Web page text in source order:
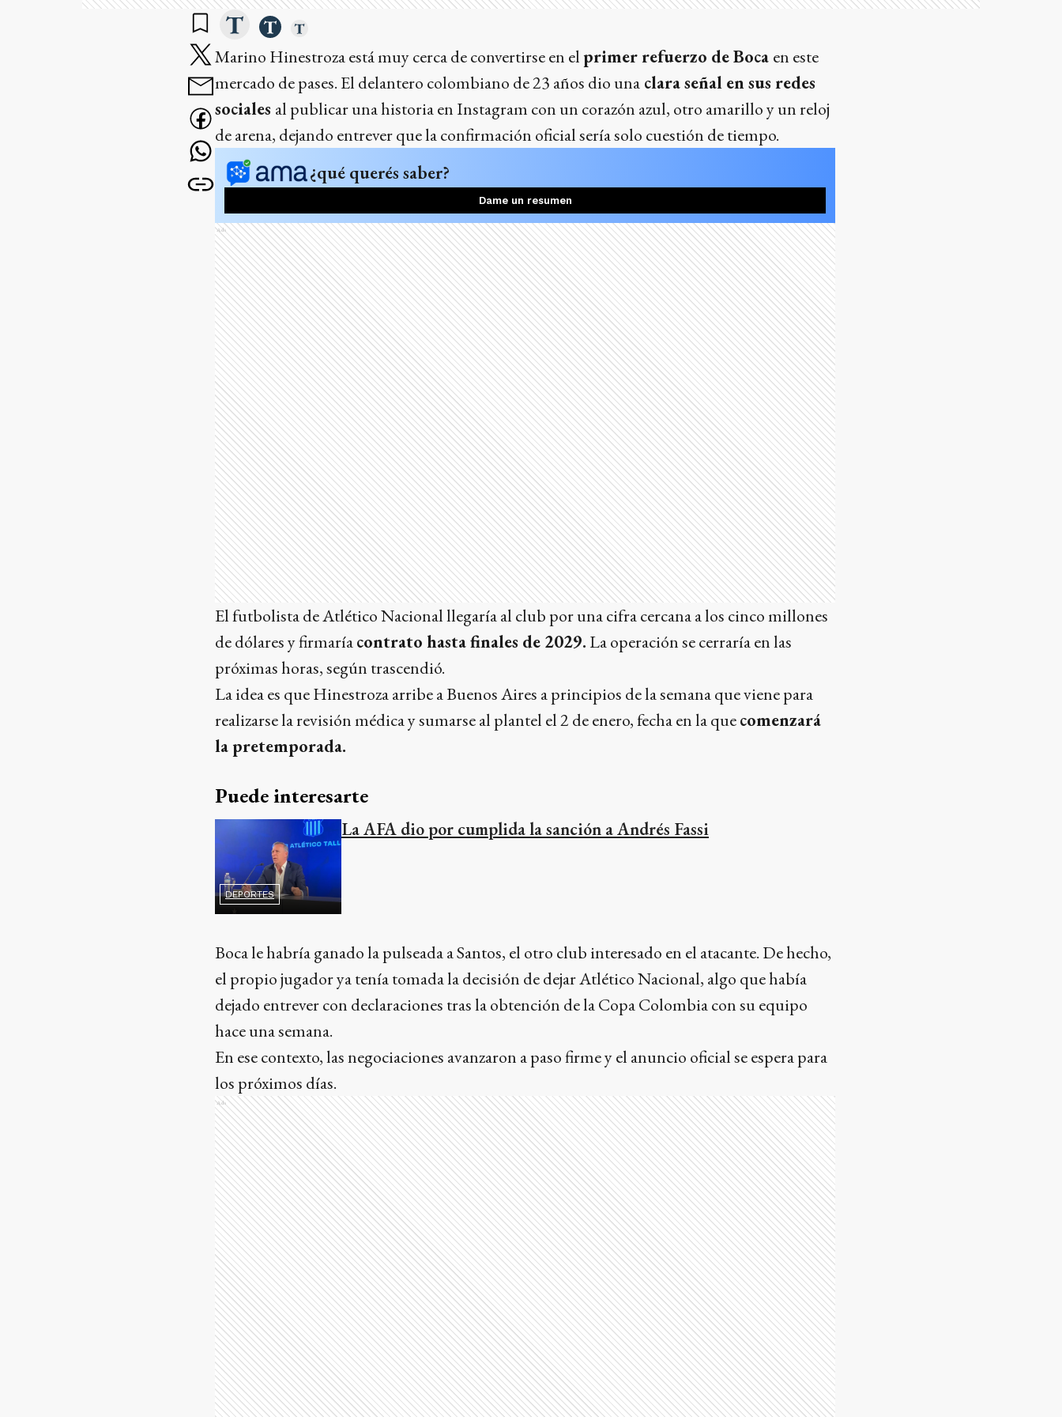
Marino Hinestroza está muy cerca de convertirse en el primer refuerzo de Boca en este
mercado de pases. El delantero colombiano de 23 años dio una clara señal en sus redes
sociales al publicar una historia en Instagram con un corazón azul, otro amarillo y un reloj
de arena, dejando entrever que la confirmación oficial sería solo cuestión de tiempo.
¿qué querés saber?
Dame un resumen
Ads
El futbolista de Atlético Nacional llegaría al club por una cifra cercana a los cinco millones
de dólares y firmaríacontrato hasta finales de 2029. La operación se cerraría en las
próximas horas, según trascendió.
La idea es que Hinestroza arribe a Buenos Aires a principios de la semana que viene para
realizarse la revisión médica y sumarse al plantel el 2 de enero, fecha en la quecomenzará
la pretemporada.
Puede interesarte
DEPORTES
La AFA dio por cumplida la sanción a Andrés Fassi
Boca le habría ganado la pulseada a Santos, el otro club interesado en el atacante. De hecho,
el propio jugador ya tenía tomada la decisión de dejar Atlético Nacional, algo que había
dejado entrever con declaraciones tras la obtención de la Copa Colombia con su equipo
hace una semana.
En ese contexto, las negociaciones avanzaron a paso firme y el anuncio oficial se espera para
los próximos días.
Ads